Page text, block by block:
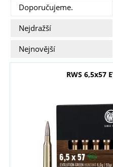
Doporučujeme.
Nejdražší
Nejnovější
RWS 6,5x57